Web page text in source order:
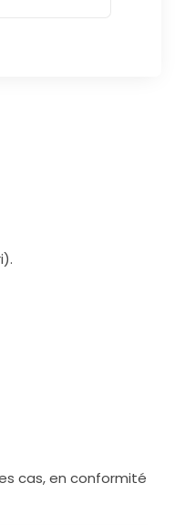
cas, en conformité